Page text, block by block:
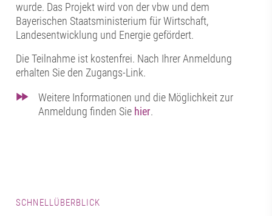
wurde. Das Projekt wird von der vbw und dem
Bayerischen Staatsministerium für Wirtschaft,
Landesentwicklung und Energie gefördert.
Die Teilnahme ist kostenfrei. Nach Ihrer Anmeldung
erhalten Sie den Zugangs-Link.
Weitere Informationen und die Möglichkeit zur
Anmeldung finden Sie hier.
SCHNELLÜBERBLICK